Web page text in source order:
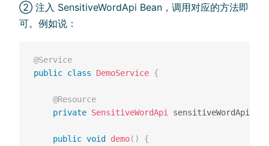
② 注入 SensitiveWordApi Bean，调用对应的方法即
可。例如说：
@Service
public class DemoService {
@Resource
private SensitiveWordApi sensitiveWordApi
public void demo( )
{